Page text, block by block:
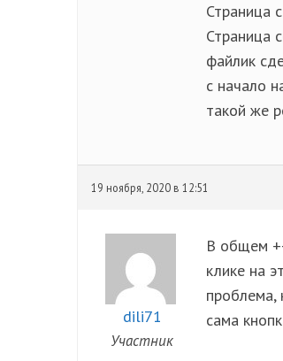
Страница
Страница
файлик
с начало
такой же
19 ноября, 2020 в 12:51
dili71
Участник
В общем
клике на
проблема,
сама